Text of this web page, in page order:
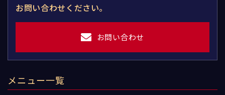
お問い合わせください。
お問い合わせ
メニュー一覧